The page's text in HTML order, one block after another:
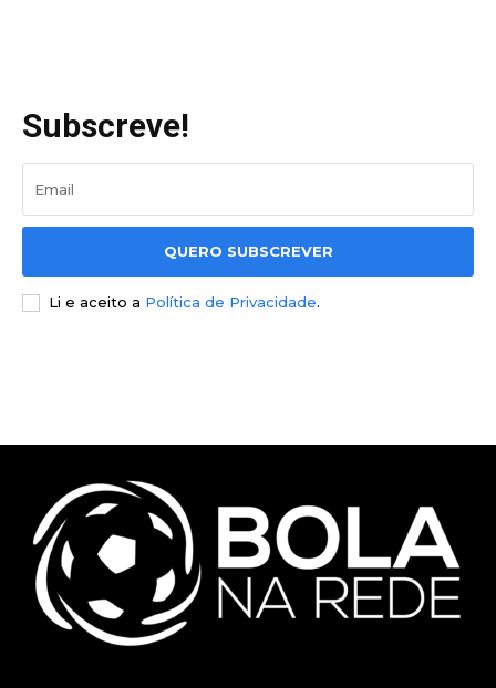
Subscreve!
QUERO SUBSCREVER
Li e aceito a Política de Privacidade.